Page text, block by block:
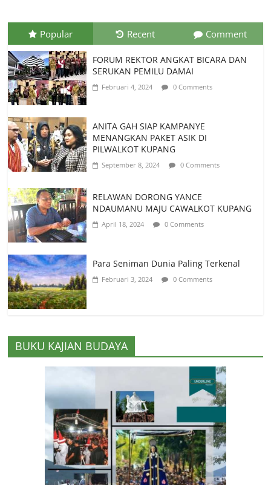
Popular Recent Comment
FORUM REKTOR ANGKAT BICARA DAN
SERUKAN PEMILU DAMAI
Februari 4, 2024 0 Comments
ANITA GAH SIAP KAMPANYE
MENANGKAN PAKET ASIK DI
PILWALKOT KUPANG
September 8, 2024 0 Comments
RELAWAN DORONG YANCE
NDAUMANU MAJU CAWALKOT KUPANG
April 18, 2024 0 Comments
Para Seniman Dunia Paling Terkenal
Februari 3, 2024 0 Comments
BUKU KAJIAN BUDAYA